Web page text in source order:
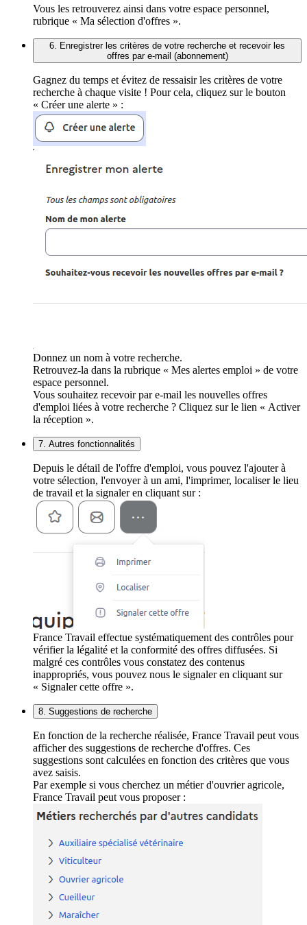
Vous les retrouverez ainsi dans votre espace personnel,
rubrique « Ma sélection d'offres ».
6. Enregistrer les critères de votre recherche et recevoir les
offres par e-mail (abonnement)
Gagnez du temps et évitez de ressaisir les critères de votre
recherche à chaque visite ! Pour cela, cliquez sur le bouton
« Créer une alerte » :
Donnez un nom à votre recherche.
Retrouvez-la dans la rubrique « Mes alertes emploi » de votre
espace personnel.
Vous souhaitez recevoir par e-mail les nouvelles offres
d'emploi liées à votre recherche ? Cliquez sur le lien « Activer
la réception ».
7. Autres fonctionnalités
Depuis le détail de l'offre d'emploi, vous pouvez l'ajouter à
votre sélection, l'envoyer à un ami, l'imprimer, localiser le lieu
de travail et la signaler en cliquant sur :
France Travail effectue systématiquement des contrôles pour
vérifier la légalité et la conformité des offres diffusées. Si
malgré ces contrôles vous constatez des contenus
inappropriés, vous pouvez nous le signaler en cliquant sur
« Signaler cette offre ».
8. Suggestions de recherche
En fonction de la recherche réalisée, France Travail peut vous
afficher des suggestions de recherche d'offres. Ces
suggestions sont calculées en fonction des critères que vous
avez saisis.
Par exemple si vous cherchez un métier d'ouvrier agricole,
France Travail peut vous proposer :